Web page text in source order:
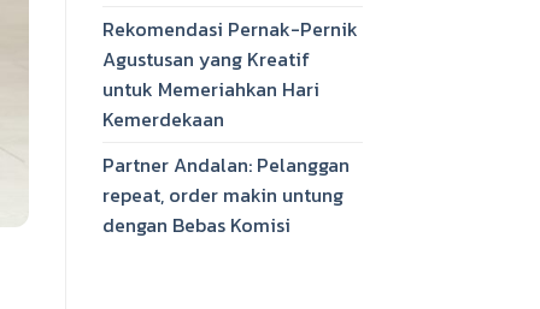
Rekomendasi Pernak-Pernik
Agustusan yang Kreatif
untuk Memeriahkan Hari
Kemerdekaan
Partner Andalan: Pelanggan
repeat, order makin untung
dengan Bebas Komisi